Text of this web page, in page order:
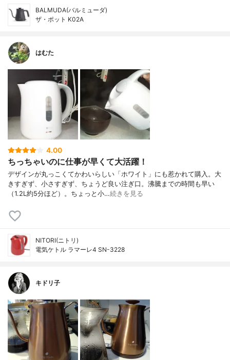
BALMUDA(バルミューダ)
ザ・ポット K02A
はむた
4.00
ちっちゃいのに仕事が早くて大活躍！
デザインが丸っこくてかわいらしい「ホワイト」にも惹かれて購入。大
きすぎず、小さすぎず、ちょうど良い注ぎ口。沸騰までの時間も早い
（1.2L約5分ほど）。ちょっと小…続きを見る
NITORI(ニトリ)
電気ケトル ラマーレ4 SN-3228
キドリ子